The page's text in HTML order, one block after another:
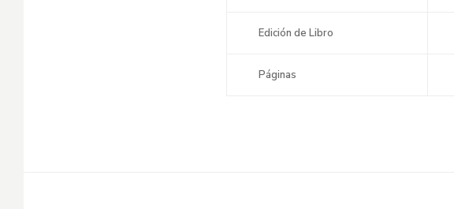
Edición de Libro
Páginas